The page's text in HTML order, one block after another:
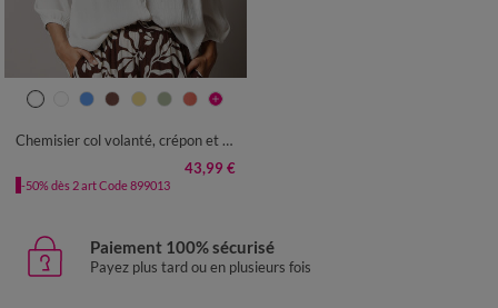
36 40 42 44 46
48
Chemisier col volanté, crépon et macramé
43,99 €
-50% dès 2 art Code 899013
Paiement 100% sécurisé
Payez plus tard ou en plusieurs fois